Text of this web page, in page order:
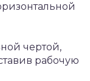
чертой,
рабочую